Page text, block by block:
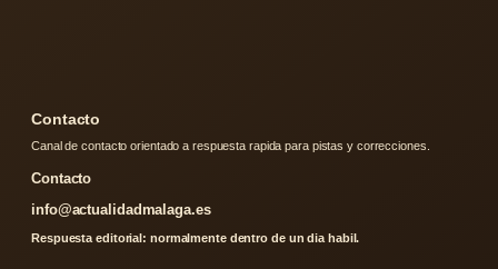
Contacto
Canal de contacto orientado a respuesta rapida para pistas y correcciones.
Contacto
info@actualidadmalaga.es
Respuesta editorial: normalmente dentro de un dia habil.